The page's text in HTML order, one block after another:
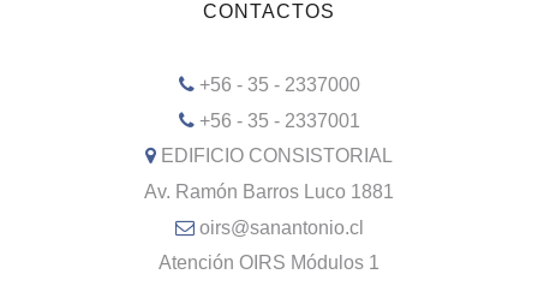
CONTACTOS
+56 - 35 - 2337000
+56 - 35 - 2337001
EDIFICIO CONSISTORIAL
Av. Ramón Barros Luco 1881
oirs@sanantonio.cl
Atención OIRS Módulos 1